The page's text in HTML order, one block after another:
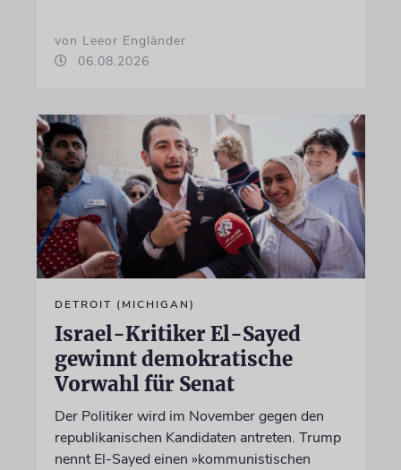
von Leeor Engländer
06.08.2026
DETROIT (MICHIGAN)
Israel-Kritiker El-Sayed
gewinnt demokratische
Vorwahl für Senat
Der Politiker wird im November gegen den
republikanischen Kandidaten antreten. Trump
nennt El-Sayed einen »kommunistischen